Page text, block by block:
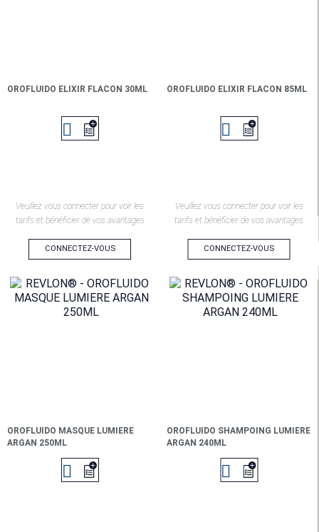
OROFLUIDO ELIXIR FLACON 30ML

Veuillez vous connecter pour voir les
tarifs et bénéficier de vos avantages
CONNECTEZ-VOUS
OROFLUIDO ELIXIR FLACON 85ML

Veuillez vous connecter pour voir les
tarifs et bénéficier de vos avantages
CONNECTEZ-VOUS
OROFLUIDO MASQUE LUMIERE
ARGAN 250ML

OROFLUIDO SHAMPOING LUMIERE
ARGAN 240ML
